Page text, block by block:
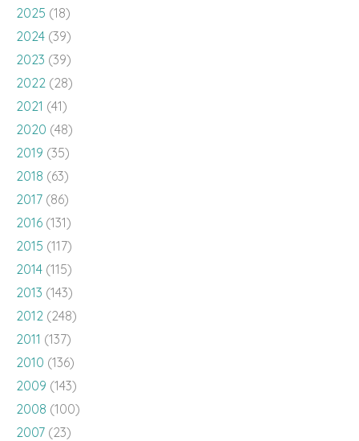
2025 (18)
2024 (39)
2023 (39)
2022 (28)
2021 (41)
2020 (48)
2019 (35)
2018 (63)
2017 (86)
2016 (131)
2015 (117)
2014 (115)
2013 (143)
2012 (248)
2011 (137)
2010 (136)
2009 (143)
2008 (100)
2007 (23)